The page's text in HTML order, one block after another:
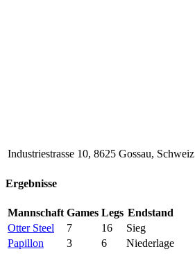
Industriestrasse 10, 8625 Gossau, Schweiz
Ergebnisse
Mannschaft Games Legs Endstand
Otter Steel
7 16
Sieg
Papillon
3 6 Niederlage